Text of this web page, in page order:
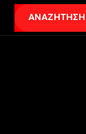
ΑΝΑΖΗΤΗΣΗ